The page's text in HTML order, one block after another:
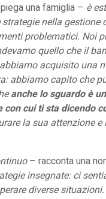
una famiglia – è
nella gestione
problematici. Noi
quello che il
acquisito una
abbiamo capito che
anche lo sguardo è
con cui ti sta dicendo
la sua attenzione
– racconta una
insegnate: ci
diverse situazioni.